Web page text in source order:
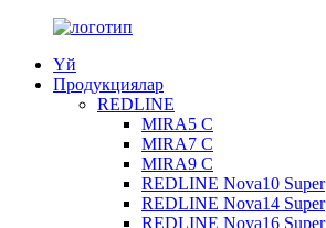
Үй
Продукциялар
REDLINE
MIRA5 С
MIRA7 С
MIRA9 С
REDLINE Nova10 Super
REDLINE Nova14 Super
REDLINE Nova16 Super